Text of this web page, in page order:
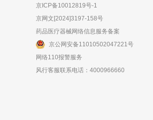
京ICP备10012819号-1
京网文[2024]3197-158号
药品医疗器械网络信息服务备案
京公网安备11010502047221号
网络110报警服务
风行客服联系电话：4000966660